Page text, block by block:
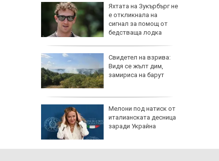
Яхтата на Зукърбърг не
е откликнала на
сигнал за помощ от
бедстваща лодка
Свидетел на взрива:
Видя се жълт дим,
замириса на барут
Мелони под натиск от
италианската десница
заради Украйна